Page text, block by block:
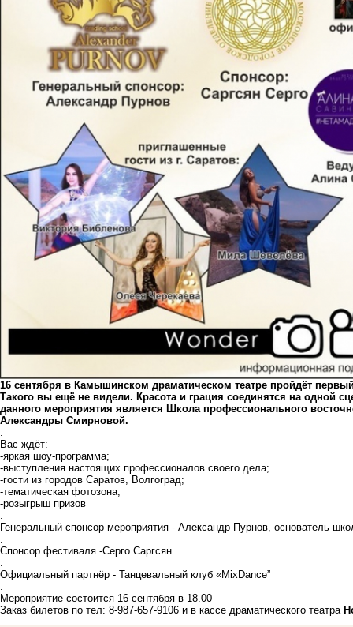
16 сентября в Камышинском драматическом театре пройдёт
Такого вы ещё не видели. Красота и грация соединятся на одной
данного мероприятия является Школа профессионального
Александры Смирновой.
.
Вас ждёт:
-яркая шоу-программа;
-выступления настоящих профессионалов своего дела;
-гости из городов Саратов, Волгоград;
-тематическая фотозона;
-розыгрыш призов
.
Генеральный спонсор мероприятия - Александр Пурнов, основатель
.
Спонсор фестиваля -Серго Саргсян
.
Официальный партнёр - Танцевальный клуб «MixDance”
.
Мероприятие состоится 16 сентября в 18.00
Заказ билетов по тел: 8-987-657-9106 и в кассе драматического театра